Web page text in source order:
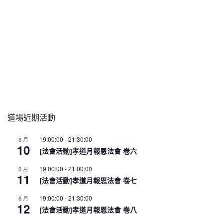
道場近期活動
8 月
10
19:00:00 -21:30:00
[法會活動]孝道月報恩法會 卷六
8 月
11
19:00:00 -21:00:00
[法會活動]孝道月報恩法會 卷七
8 月
12
19:00:00 -21:30:00
[法會活動]孝道月報恩法會 卷八